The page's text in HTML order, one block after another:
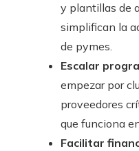
y plantillas de
simplifican la
de pymes.
Escalar
empezar por
proveedores
que funciona
Facilitar